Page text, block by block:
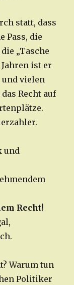
statt, dass
Pass, die
„Tasche
ist er
vielen
Recht auf
und
Recht!
Warum tun
Politiker